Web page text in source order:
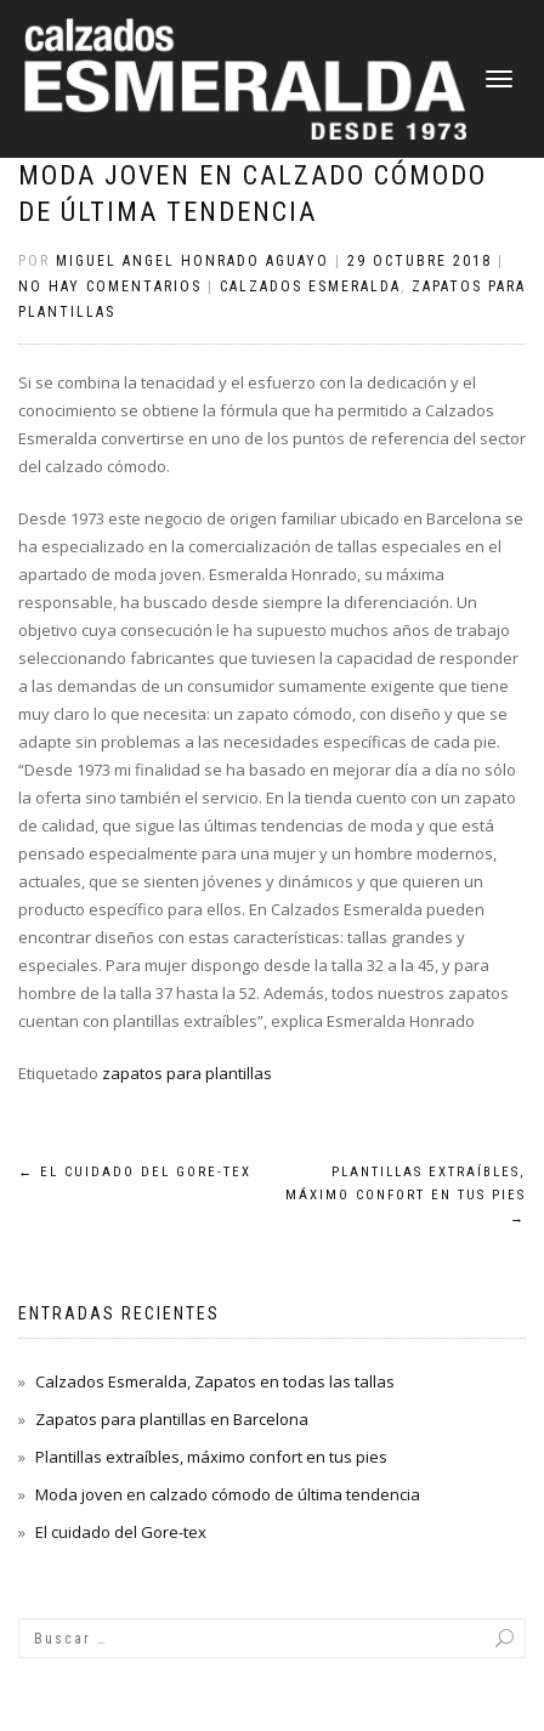
CAMBIAR
MODA JOVEN EN CALZADO CÓMODO
DE ÚLTIMA TENDENCIA
POR MIGUEL ANGEL HONRADO AGUAYO 29 OCTUBRE 2018
NO HAY COMENTARIOS
CALZADOS ESMERALDA , ZAPATOS PARA
PLANTILLAS
Si se combina la tenacidad y el esfuerzo con la dedicación y el
conocimiento se obtiene la fórmula que ha permitido a Calzados
Esmeralda convertirse en uno de los puntos de referencia del sector
del calzado cómodo.
Desde 1973 este negocio de origen familiar ubicado en Barcelona se
ha especializado en la comercialización de tallas especiales en el
apartado de moda joven. Esmeralda Honrado, su máxima
responsable, ha buscado desde siempre la diferenciación. Un
objetivo cuya consecución le ha supuesto muchos años de trabajo
seleccionando fabricantes que tuviesen la capacidad de responder
a las demandas de un consumidor sumamente exigente que tiene
muy claro lo que necesita: un zapato cómodo, con diseño y que se
adapte sin problemas a las necesidades específicas de cada pie.
“Desde 1973 mi finalidad se ha basado en mejorar día a día no sólo
la oferta sino también el servicio. En la tienda cuento con un zapato
de calidad, que sigue las últimas tendencias de moda y que está
pensado especialmente para una mujer y un hombre modernos,
actuales, que se sienten jóvenes y dinámicos y que quieren un
producto específico para ellos. En Calzados Esmeralda pueden
encontrar diseños con estas características: tallas grandes y
especiales. Para mujer dispongo desde la talla 32 a la 45, y para
hombre de la talla 37 hasta la 52. Además, todos nuestros zapatos
cuentan con plantillas extraíbles”, explica Esmeralda Honrado
Etiquetado zapatos para plantillas
Navegación
← EL CUIDADO DEL GORE-TEX
PLANTILLAS EXTRAÍBLES,
MÁXIMO CONFORT EN TUS PIES
→
ENTRADAS RECIENTES
Calzados Esmeralda, Zapatos en todas las tallas
Zapatos para plantillas en Barcelona
Plantillas extraíbles, máximo confort en tus pies
Moda joven en calzado cómodo de última tendencia
El cuidado del Gore-tex